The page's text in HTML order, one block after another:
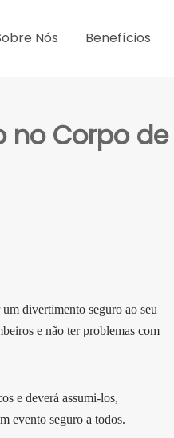
Nós Benefícios
no Corpo de
divertimento seguro ao seu
e não ter problemas com
e deverá assumi-los,
evento seguro a todos.